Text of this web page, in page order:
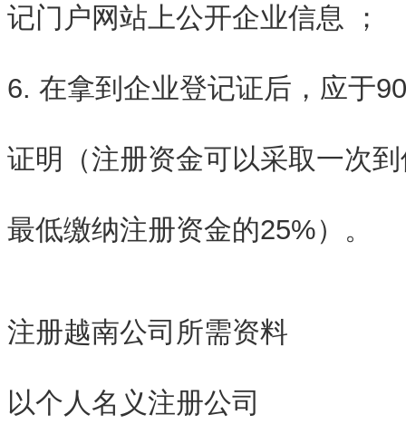
记门户网站上公开企业信息 ；
6. 在拿到企业登记证后，应于
证明（注册资金可以采取一次
最低缴纳注册资金的25%）。
注册越南公司所需资料
以个人名义注册公司